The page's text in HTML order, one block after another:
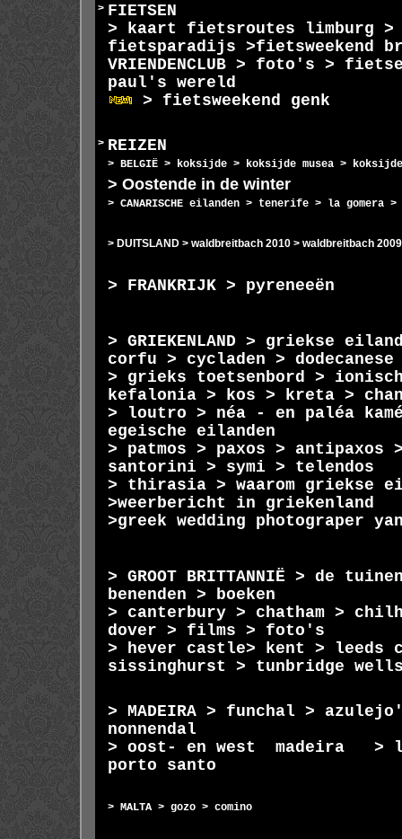
> FIETSEN
>
kaart fietsroutes limburg
fietsparadijs >fietsweekend
VRIENDENCLUB > foto's >
paul's wereld
> fietsweekend genk
> REIZEN
> BELGIË > koksijde > koksijde musea >
> Oostende in de winter
> CANARISCHE eilanden > tenerife > la gomera >
> DUITSLAND > waldbreitbach 2010 > waldbreitbach 2009
> FRANKRIJK > pyreneeën
> GRIEKENLAND > griekse
corfu > cycladen > dodecanese
> grieks toetsenbord >
kefalonia > kos > kreta >
> loutro > néa - en paléa
egeische
eilanden
> patmos > paxos > antipaxos
santorini > symi > telendos
> thirasia > waarom griekse
>weerbericht in griekenland
>greek wedding photograper
> GROOT BRITTANNIË > de
benenden >
boeken
> canterbury > chatham >
dover > films > foto's
>
hever castle> kent > leeds
sissinghurst > tunbridge
> MADEIRA > funchal >
nonnendal
> oost- en west madeira >
porto santo
> MALTA > gozo > comino